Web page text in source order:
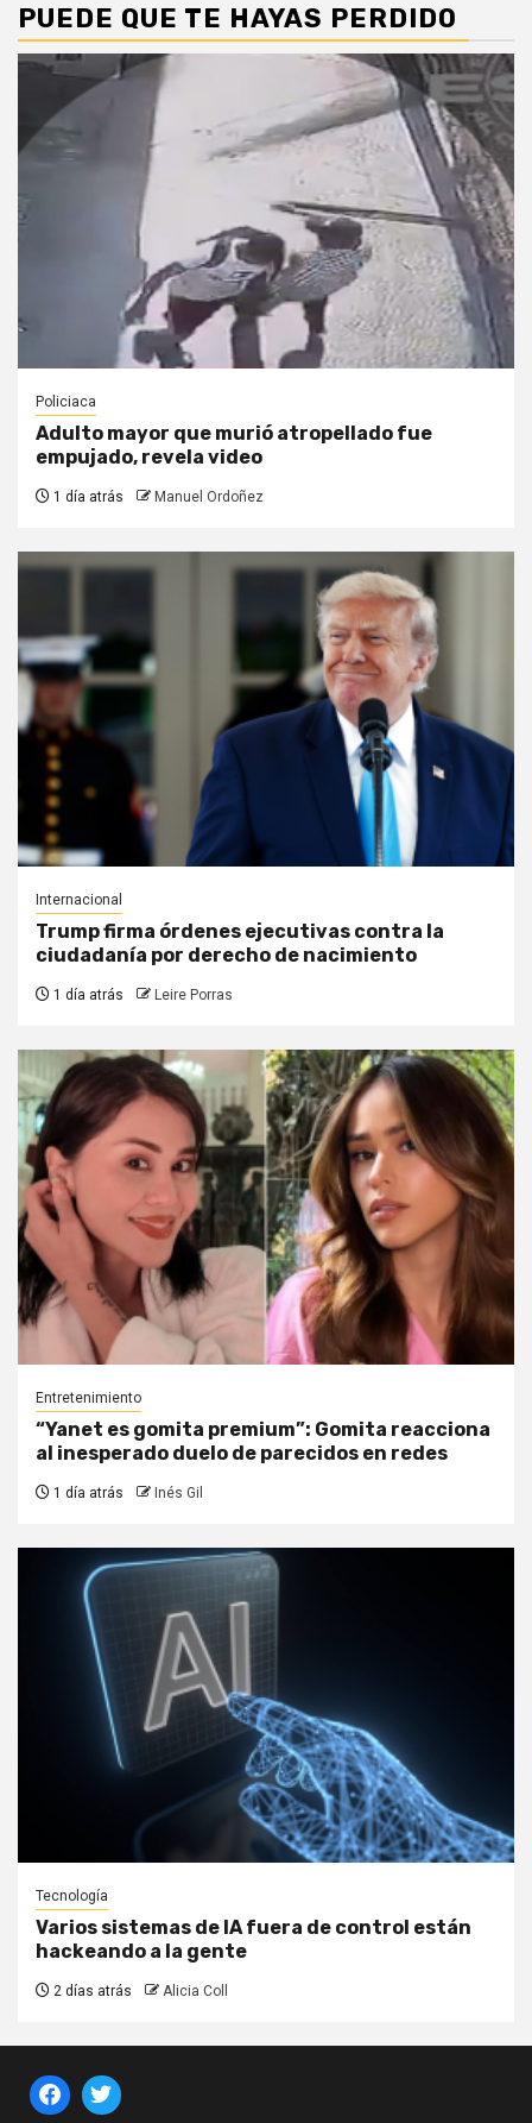
PUEDE QUE TE HAYAS PERDIDO
Policiaca
Adulto mayor que murió atropellado fue
empujado, revela video
1 día atrás Manuel Ordoñez
Internacional
Trump firma órdenes ejecutivas contra la
ciudadanía por derecho de nacimiento
1 día atrás Leire Porras
Entretenimiento
“Yanet es gomita premium”: Gomita reacciona
al inesperado duelo de parecidos en redes
1 día atrás Inés Gil
Tecnología
Varios sistemas de IA fuera de control están
hackeando a la gente
2 días atrás Alicia Coll